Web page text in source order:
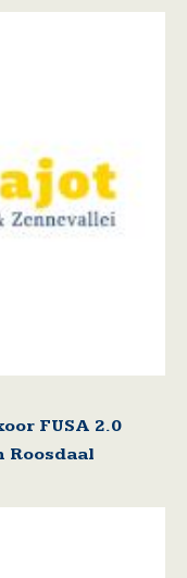
FUSA 2.0
Roosdaal